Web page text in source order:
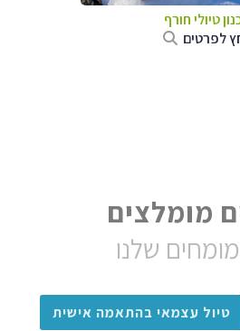
טיולי חורף
לפרטים
מומלצים
שלנו
טיול עצמאי בהתאמה אישית